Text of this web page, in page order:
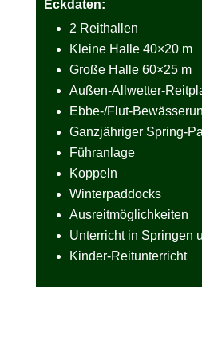
Eckdaten:
2 Reithallen
Kleine Halle 40×20 m
Große Halle 60×25 m
Außen-Allwetter-
Ebbe-/Flut-
Ganzjähriger Spring-
Führanlage
Koppeln
Winterpaddocks
Ausreitmöglichkeiten
Unterricht in Springen
Kinder-Reitunterricht